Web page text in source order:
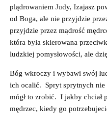
plądrowaniem Judy, Izajasz
od Boga, ale nie przyjdzie
przyjdzie przez mądrość
która była skierowana
ludzkiej pomysłowości, ale
Bóg wkroczy i wybawi swój
ich ocalić. Spryt sprytnych
mógł to zrobić. I jakby chciał
mędrzec, kiedy go